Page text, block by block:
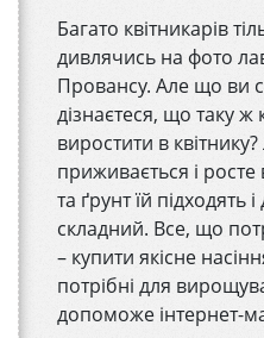
Багато квітникарів
дивлячись на фото
Провансу. Але що ви
дізнаєтеся, що таку
виростити в
приживається і росте
та ґрунт їй підходять
складний. Все, що
– купити якісне
потрібні для
допоможе інтернет-